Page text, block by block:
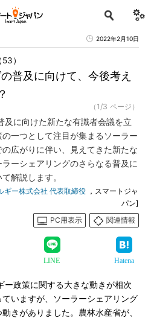
2022年2月10日
普及に向けて、今後考え
）
（1/3 ページ）
及に向けた新たな有識者会議を立
一つとして注目が集まるソーラー
広がりに伴い、見えてきた新たな
ーシェアリングのさらなる普及に
解説します。
ギー株式会社 代表取締役 ，スマートジャ
パン]
PC用表示
関連情報
LINE Hatena
政策に関する大きな動きが相次
いますが、ソーラーシェアリング
きがありました。農林水産省が、